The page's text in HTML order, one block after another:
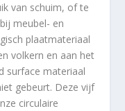
van schuim, of te
meubel- en
plaatmateriaal
volkern en aan het
surface materiaal
gebeurt. Deze vijf
circulaire